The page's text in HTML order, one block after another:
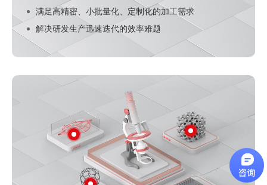
满足高精密、小批量化、定制化的加工需求
解决研发生产迅速迭代的效率难题